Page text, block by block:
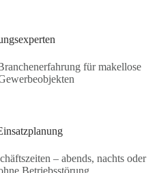
für makellose
– abends, nachts oder